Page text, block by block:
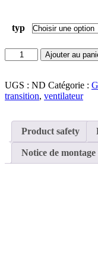
typ
quantité
de
ventilateur
pour
Ajouter au
UGS : ND Catégorie :
transition, ventilateur
Product safety
Notice de